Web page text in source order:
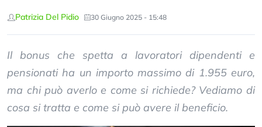
Patrizia Del Pidio 30 Giugno 2025 - 15:48
Il bonus che spetta a lavoratori dipendenti e
pensionati ha un importo massimo di 1.955 euro,
ma chi può averlo e come si richiede? Vediamo di
cosa si tratta e come si può avere il beneficio.